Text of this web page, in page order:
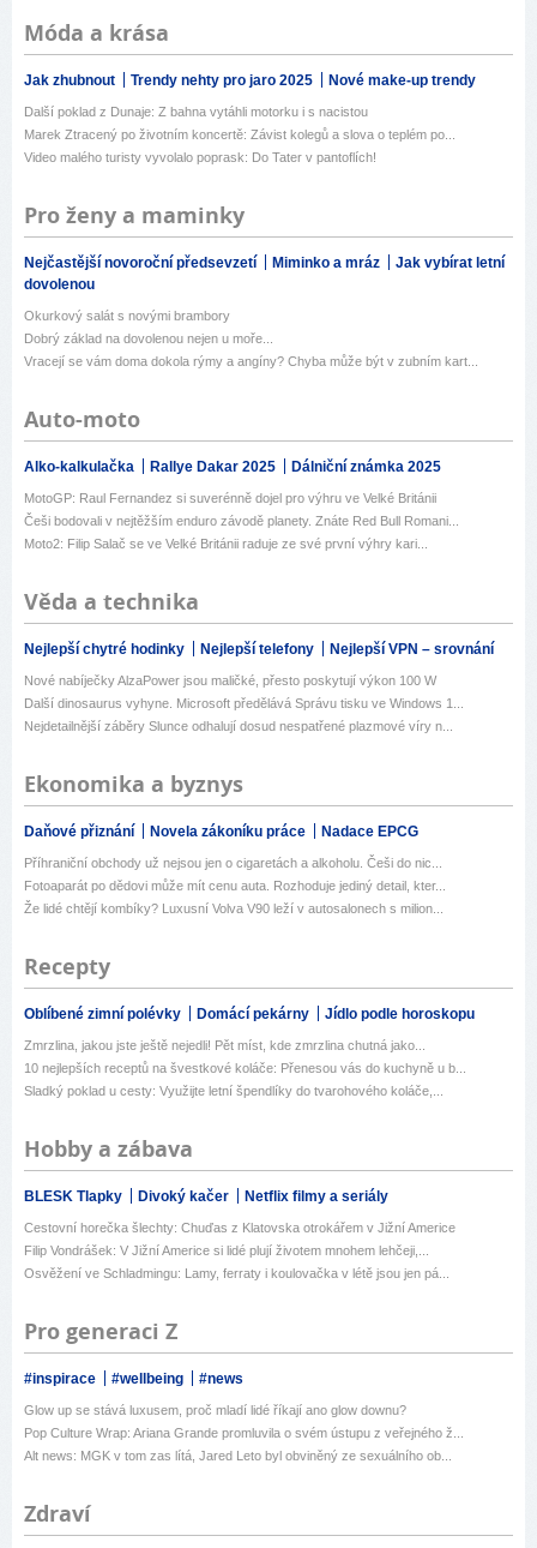
Móda a krása
Jak zhubnout Trendy nehty pro jaro 2025 Nové make-up trendy
Další poklad z Dunaje: Z bahna vytáhli motorku i s nacistou
Marek Ztracený po životním koncertě: Závist kolegů a slova o teplém po...
Video malého turisty vyvolalo poprask: Do Tater v pantoflích!
Pro ženy a maminky
Nejčastější novoroční předsevzetí Miminko a mráz
Jak vybírat letní
dovolenou
Okurkový salát s novými brambory
Dobrý základ na dovolenou nejen u moře...
Vracejí se vám doma dokola rýmy a angíny? Chyba může být v zubním kart...
Auto-moto
Alko-kalkulačka Rallye Dakar 2025 Dálniční známka 2025
MotoGP: Raul Fernandez si suverénně dojel pro výhru ve Velké Británii
Češi bodovali v nejtěžším enduro závodě planety. Znáte Red Bull Romani...
Moto2: Filip Salač se ve Velké Británii raduje ze své první výhry kari...
Věda a technika
Nejlepší chytré hodinky Nejlepší telefony Nejlepší VPN – srovnání
Nové nabíječky AlzaPower jsou maličké, přesto poskytují výkon 100 W
Další dinosaurus vyhyne. Microsoft předělává Správu tisku ve Windows 1...
Nejdetailnější záběry Slunce odhalují dosud nespatřené plazmové víry n...
Ekonomika a byznys
Daňové přiznání Novela zákoníku práce Nadace EPCG
Příhraniční obchody už nejsou jen o cigaretách a alkoholu. Češi do nic...
Fotoaparát po dědovi může mít cenu auta. Rozhoduje jediný detail, kter...
Že lidé chtějí kombíky? Luxusní Volva V90 leží v autosalonech s milion...
Recepty
Oblíbené zimní polévky Domácí pekárny Jídlo podle horoskopu
Zmrzlina, jakou jste ještě nejedli! Pět míst, kde zmrzlina chutná jako...
10 nejlepších receptů na švestkové koláče: Přenesou vás do kuchyně u b...
Sladký poklad u cesty: Využijte letní špendlíky do tvarohového koláče,...
Hobby a zábava
BLESK Tlapky Divoký kačer Netflix filmy a seriály
Cestovní horečka šlechty: Chuďas z Klatovska otrokářem v Jižní Americe
Filip Vondrášek: V Jižní Americe si lidé plují životem mnohem lehčeji,...
Osvěžení ve Schladmingu: Lamy, ferraty i koulovačka v létě jsou jen pá...
Pro generaci Z
#inspirace #wellbeing #news
Glow up se stává luxusem, proč mladí lidé říkají ano glow downu?
Pop Culture Wrap: Ariana Grande promluvila o svém ústupu z veřejného ž...
Alt news: MGK v tom zas lítá, Jared Leto byl obviněný ze sexuálního ob...
Zdraví